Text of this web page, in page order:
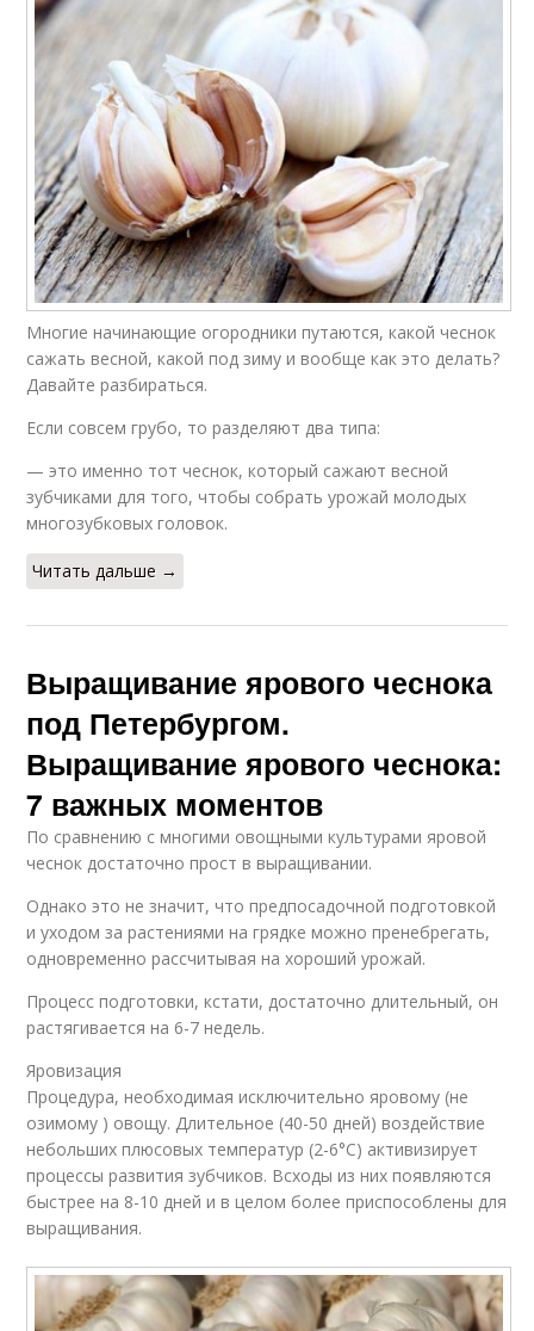
Многие начинающие огородники путаются, какой чеснок
сажать весной, какой под зиму и вообще как это делать?
Давайте разбираться.
Если совсем грубо, то разделяют два типа:
— это именно тот чеснок, который сажают весной
зубчиками для того, чтобы собрать урожай молодых
многозубковых головок.
Читать дальше →
Выращивание ярового чеснока
под Петербургом.
Выращивание ярового чеснока:
7 важных моментов
По сравнению с многими овощными культурами яровой
чеснок достаточно прост в выращивании.
Однако это не значит, что предпосадочной подготовкой
и уходом за растениями на грядке можно пренебрегать,
одновременно рассчитывая на хороший урожай.
Процесс подготовки, кстати, достаточно длительный, он
растягивается на 6-7 недель.
Яровизация
Процедура, необходимая исключительно яровому (не
озимому ) овощу. Длительное (40-50 дней) воздействие
небольших плюсовых температур (2-6°С) активизирует
процессы развития зубчиков. Всходы из них появляются
быстрее на 8-10 дней и в целом более приспособлены для
выращивания.